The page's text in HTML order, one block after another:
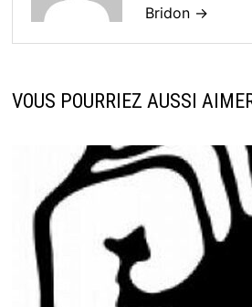
Bridon →
VOUS POURRIEZ AUSSI